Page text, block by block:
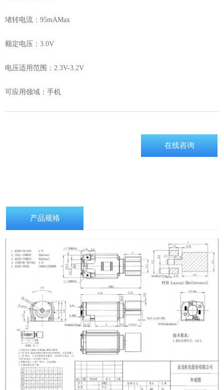
堵转电流：95mAMax
额定电压：3.0V
电压适用范围：2.3V-3.2V
可应用领域：手机
在线咨询
产品规格